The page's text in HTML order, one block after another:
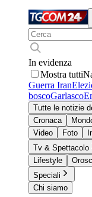
In evidenza
Mostra tutti
Guerra Iran
boscoGarlasco
Tutte le notizie
Cronaca
Video
Foto
Tv & Spettacolo
Lifestyle
Speciali
Chi siamo